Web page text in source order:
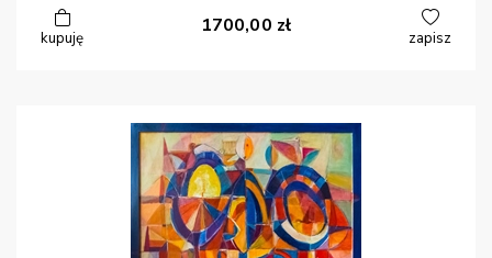
kupuję
1700,00 zł
zapisz